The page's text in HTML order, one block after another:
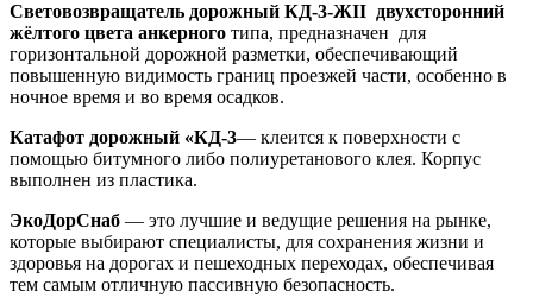
Световозвращатель дорожный КД-3-ЖII двухсторонний
жёлтого цвета анкерного типа, предназначен для
горизонтальной дорожной разметки, обеспечивающий
повышенную видимость границ проезжей части, особенно в
ночное время и во время осадков.
Катафот дорожный «КД-3— клеится к поверхности с
помощью битумного либо полиуретанового клея. Корпус
выполнен из пластика.
ЭкоДорСнаб — это лучшие и ведущие решения на рынке,
которые выбирают специалисты, для сохранения жизни и
здоровья на дорогах и пешеходных переходах, обеспечивая
тем самым отличную пассивную безопасность.